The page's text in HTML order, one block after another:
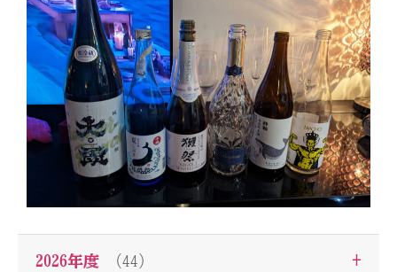
2026年度 （44） +